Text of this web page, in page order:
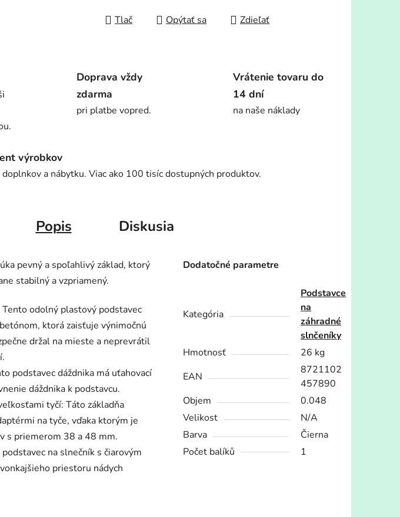
Tlač Opýtať sa Zdieľať
Doprava vždy
zdarma
pri platbe vopred.
Vrátenie tovaru do
14 dní
na naše náklady
výrobkov
a nábytku. Viac ako 100 tisíc dostupných produktov.
Popis Diskusia
pevný a spoľahlivý základ, ktorý
stabilný a vzpriamený.
Tento odolný plastový podstavec
ktorá zaisťuje výnimočnú
držal na mieste a neprevrátil
podstavec dáždnika má uťahovací
dáždnika k podstavcu.
tyčí: Táto základňa
na tyče, vďaka ktorým je
s priemerom 38 a 48 mm.
na slnečník s čiarovým
priestoru nádych
Dodatočné parametre
Kategória
Podstavce
na
záhradné
slnčeníky
Hmotnosť
26 kg
EAN
8721102
457890
Objem
0.048
Velikost
N/A
Barva
Čierna
Počet balíků
1